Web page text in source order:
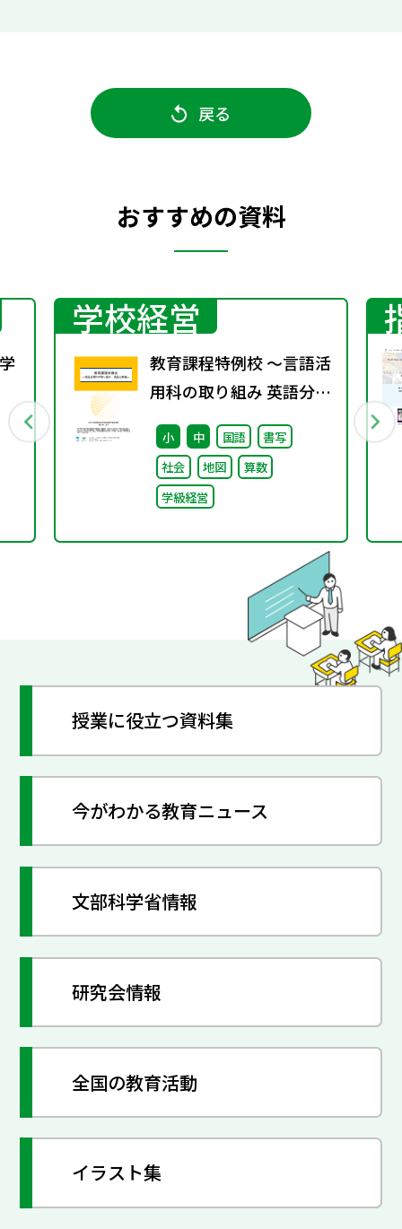
戻る
おすすめの資料
学校経営
教育課程特例校 ～言語活
用科の取り組み 英語分野
編～
小 中 国語
書写
社会
地図
算数
学級経営
授業に役立つ資料集
今がわかる教育ニュース
文部科学省情報
研究会情報
全国の教育活動
イラスト集